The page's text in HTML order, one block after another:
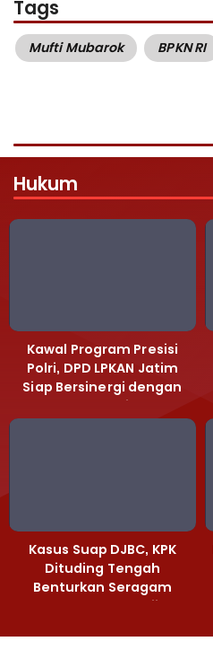
Tags
Mufti Mubarok BPKN RI
Hukum
Kawal Program Presisi
Polri, DPD LPKAN Jatim
Siap Bersinergi dengan
Polda Jatim
Kasus Suap DJBC, KPK
Dituding Tengah
Benturkan Seragam
Cokelat dengan Hijau